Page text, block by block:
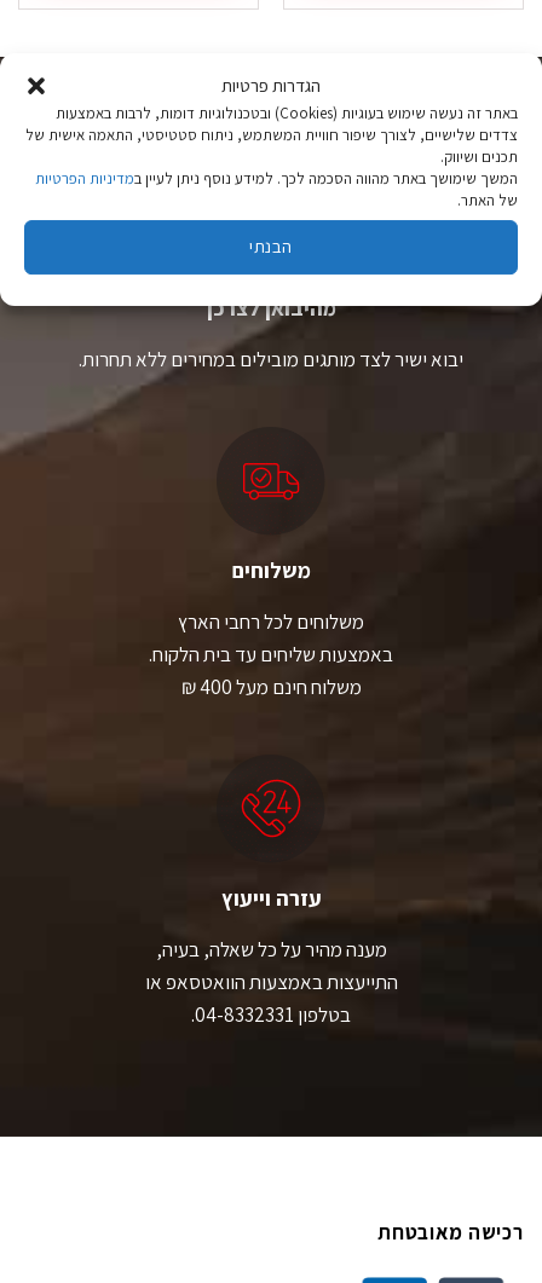
הגדרות פרטיות
באתר זה נעשה שימוש בעוגיות (Cookies) ובטכנולוגיות דומות, לרבות באמצעות
צדדים שלישיים, לצורך שיפור חוויית המשתמש, ניתוח סטטיסטי, התאמה אישית של
תכנים ושיווק.
המשך שימושך באתר מהווה הסכמה לכך. למידע נוסף ניתן לעיין במדיניות הפרטיות
של האתר.
הבנתי
זה
לבחור
את
האפשרויות
בעמוד
המוצר
זה
ניתן
לבחור
את
האפשרויות
בעמוד
ציוד טיולים
מהיבואן לצרכן
יבוא ישיר לצד מותגים מובילים במחירים ללא תחרות.
משלוחים
משלוחים לכל רחבי הארץ
באמצעות שליחים עד בית הלקוח.
משלוח חינם מעל 400 ₪
עזרה וייעוץ
מענה מהיר על כל שאלה, בעיה,
התייעצות באמצעות הוואטסאפ או
בטלפון 04-8332331.
רכישה מאובטחת